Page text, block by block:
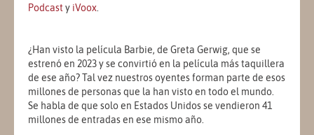
Podcast y iVoox
¿Han visto la película Barbie, de Greta Gerwig, que se
estrenó en 2023 y se convirtió en la película más taquillera
de ese año? Tal vez nuestros oyentes forman parte de esos
millones de personas que la han visto en todo el mundo.
Se habla de que solo en Estados Unidos se vendieron 41
millones de entradas en ese mismo año.